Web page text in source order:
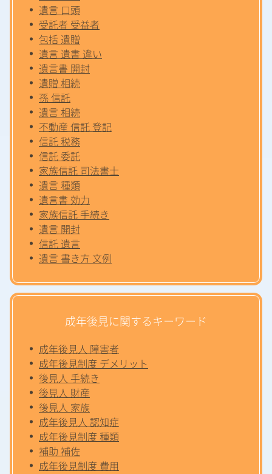
遺言 口頭
受託者 受益者
包括 遺贈
遺言 遺書 違い
遺言書 開封
遺贈 相続
孫 信託
遺言 相続
不動産 信託 登記
信託 税務
信託 委託
家族信託 司法書士
遺言 種類
遺言書 効力
家族信託 手続き
遺言 開封
信託 遺言
遺言 書き方 文例
成年後見に関するキーワード
成年後見人 障害者
成年後見制度 デメリット
後見人 手続き
後見人 財産
後見人 家族
成年後見人 認知症
成年後見制度 種類
補助 補佐
成年後見制度 費用